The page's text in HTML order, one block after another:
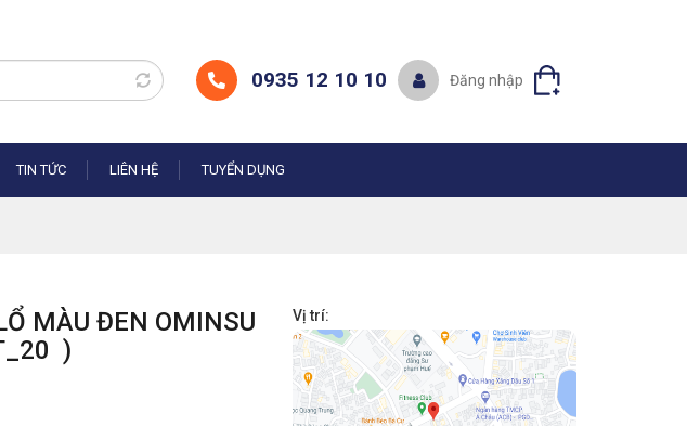
0935 12 10 10 Đăng nhập
TIN TỨC LIÊN HỆ TUYỂN DỤNG
MÀU ĐEN OMINSU
)
Vị trí: